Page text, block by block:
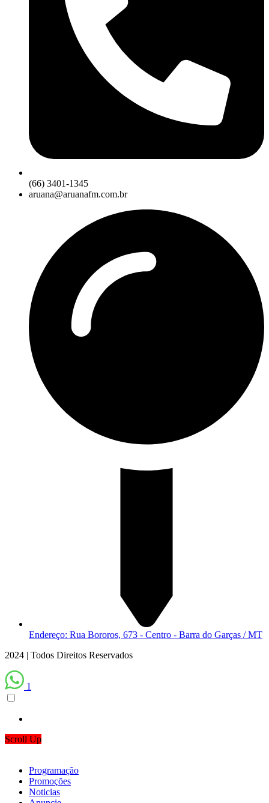
(66) 3401-1345
aruana@aruanafm.com.br
Endereço: Rua Bororos, 673 - Centro - Barra do Garças / MT
2024 | Todos Direitos Reservados
1
Scroll Up
Programação
Promoções
Noticias